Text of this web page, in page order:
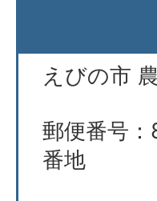
えびの市
郵便番号
番地